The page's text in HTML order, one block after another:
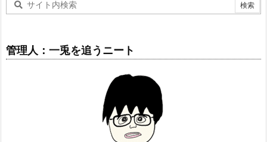
管理人：一兎を追うニート